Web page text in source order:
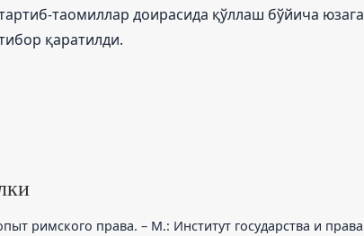
таомиллар доирасида қўллаш бўйича юзага
қаратилди.
римского права. – М.: Институт государства и права